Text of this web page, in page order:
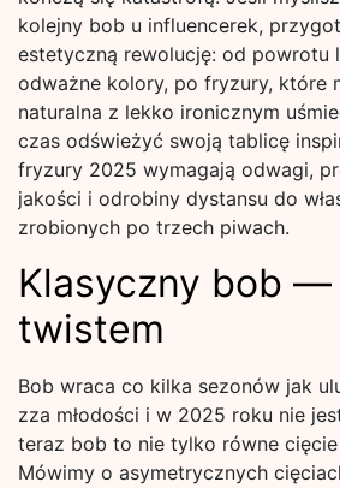
kolejny bob u influencerek,
estetyczną rewolucję: od powrotu
odważne kolory, po fryzury, które
naturalna z lekko ironicznym
czas odświeżyć swoją tablicę
fryzury 2025 wymagają odwagi,
jakości i odrobiny dystansu do
zrobionych po trzech piwach.
Klasyczny bob —
twistem
Bob wraca co kilka sezonów jak
zza młodości i w 2025 roku nie
teraz bob to nie tylko równe
Mówimy o asymetrycznych